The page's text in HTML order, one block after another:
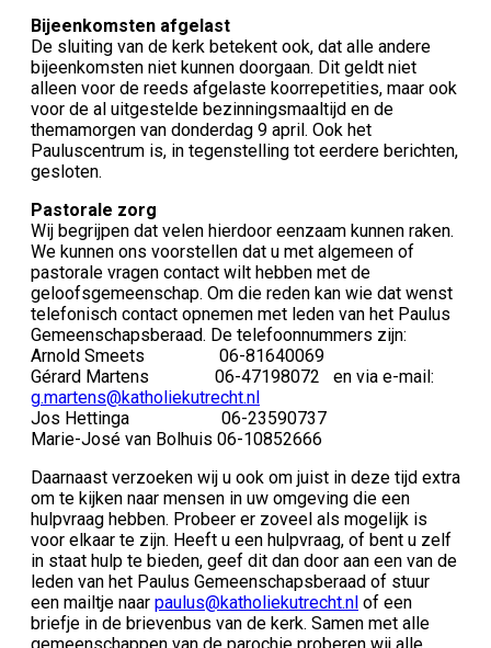
Bijeenkomsten afgelast
De sluiting van de kerk betekent ook, dat alle andere
bijeenkomsten niet kunnen doorgaan. Dit geldt niet
alleen voor de reeds afgelaste koorrepetities, maar ook
voor de al uitgestelde bezinningsmaaltijd en de
themamorgen van donderdag 9 april. Ook het
Pauluscentrum is, in tegenstelling tot eerdere berichten,
gesloten.
Pastorale zorg
Wij begrijpen dat velen hierdoor eenzaam kunnen raken.
We kunnen ons voorstellen dat u met algemeen of
pastorale vragen contact wilt hebben met de
geloofsgemeenschap. Om die reden kan wie dat wenst
telefonisch contact opnemen met leden van het Paulus
Gemeenschapsberaad. De telefoonnummers zijn:
Arnold Smeets 06-81640069
Gérard Martens 06-47198072 en via e-mail:
g.martens@katholiekutrecht.nl
Jos Hettinga 06-23590737
Marie-José van Bolhuis 06-10852666
Daarnaast verzoeken wij u ook om juist in deze tijd extra
om te kijken naar mensen in uw omgeving die een
hulpvraag hebben. Probeer er zoveel als mogelijk is
voor elkaar te zijn. Heeft u een hulpvraag, of bent u zelf
in staat hulp te bieden, geef dit dan door aan een van de
leden van het Paulus Gemeenschapsberaad of stuur
een mailtje naar paulus@katholiekutrecht.nl of een
briefje in de brievenbus van de kerk. Samen met alle